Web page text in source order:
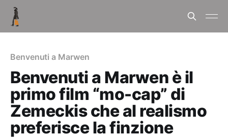
Benvenuti a Marwen
Benvenuti a Marwen è il
primo film “mo-cap” di
Zemeckis che al realismo
preferisce la finzione